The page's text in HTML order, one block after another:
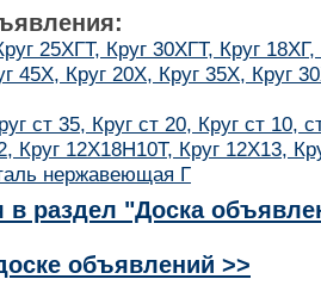
25ХГТ, Круг 30ХГТ, Круг 18ХГ,
45Х, Круг 20Х, Круг 35Х, Круг
ст 35, Круг ст 20, Круг ст 10,
Круг 12Х18Н10Т, Круг 12Х13,
нержавеющая Г
в раздел "Доска
объявлений >>